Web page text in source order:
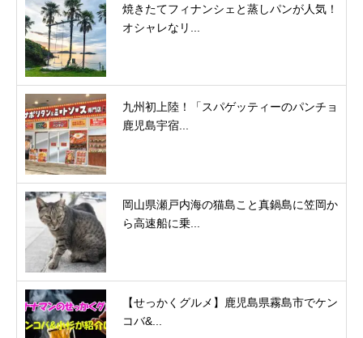
焼きたてフィナンシェと蒸しパンが人気！
オシャレなリ...
九州初上陸！「スパゲッティーのパンチョ
鹿児島宇宿...
岡山県瀬戸内海の猫島こと真鍋島に笠岡か
ら高速船に乗...
【せっかくグルメ】鹿児島県霧島市でケン
コバ&...